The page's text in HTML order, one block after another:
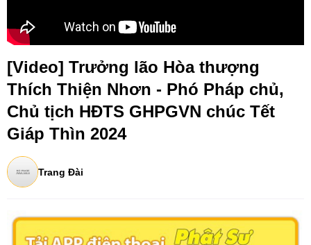
[Video] Trưởng lão Hòa thượng
Thích Thiện Nhơn - Phó Pháp chủ,
Chủ tịch HĐTS GHPGVN chúc Tết
Giáp Thìn 2024
Trang Đài